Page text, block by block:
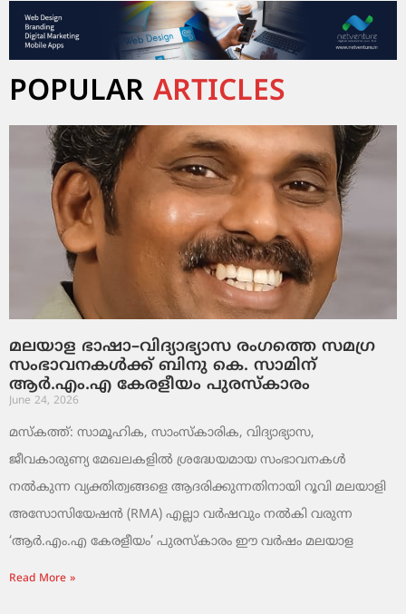
POPULAR ARTICLES
മലയാള ഭാഷാ–വിദ്യാഭ്യാസ രംഗത്തെ സമഗ്ര
സംഭാവനകൾക്ക് ബിനു കെ. സാമിന്
ആർ.എം.എ കേരളീയം പുരസ്‌കാരം
June 24, 2026
മസ്കത്ത്: സാമൂഹിക, സാംസ്‌കാരിക, വിദ്യാഭ്യാസ,
ജീവകാരുണ്യ മേഖലകളിൽ ശ്രദ്ധേയമായ സംഭാവനകൾ
നൽകുന്ന വ്യക്തിത്വങ്ങളെ ആദരിക്കുന്നതിനായി റൂവി മലയാളി
അസോസിയേഷൻ (RMA) എല്ലാ വർഷവും നൽകി വരുന്ന
‘ആർ.എം.എ കേരളീയം’ പുരസ്‌കാരം ഈ വർഷം മലയാള
Read More »